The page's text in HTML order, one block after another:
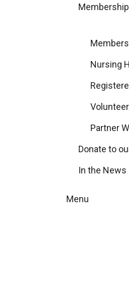
Membership
Nursing
Partner
Donate to
In the News
Menu